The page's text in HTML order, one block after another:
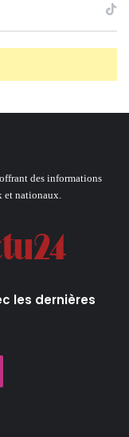
des informations
et nationaux.
les dernières